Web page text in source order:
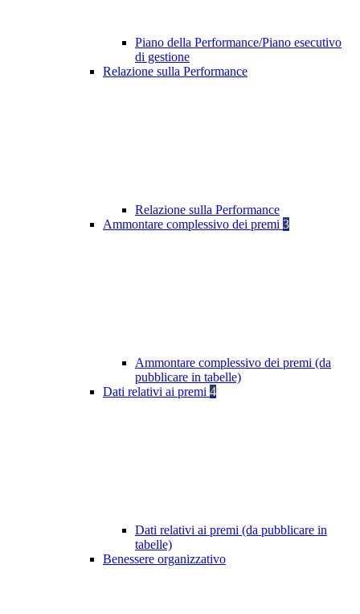
Piano della Performance/Piano esecutivo
di gestione
Relazione sulla Performance
Relazione sulla Performance
Ammontare complessivo dei premi 3
Ammontare complessivo dei premi (da
pubblicare in tabelle)
Dati relativi ai premi 4
Dati relativi ai premi (da pubblicare in
tabelle)
Benessere organizzativo